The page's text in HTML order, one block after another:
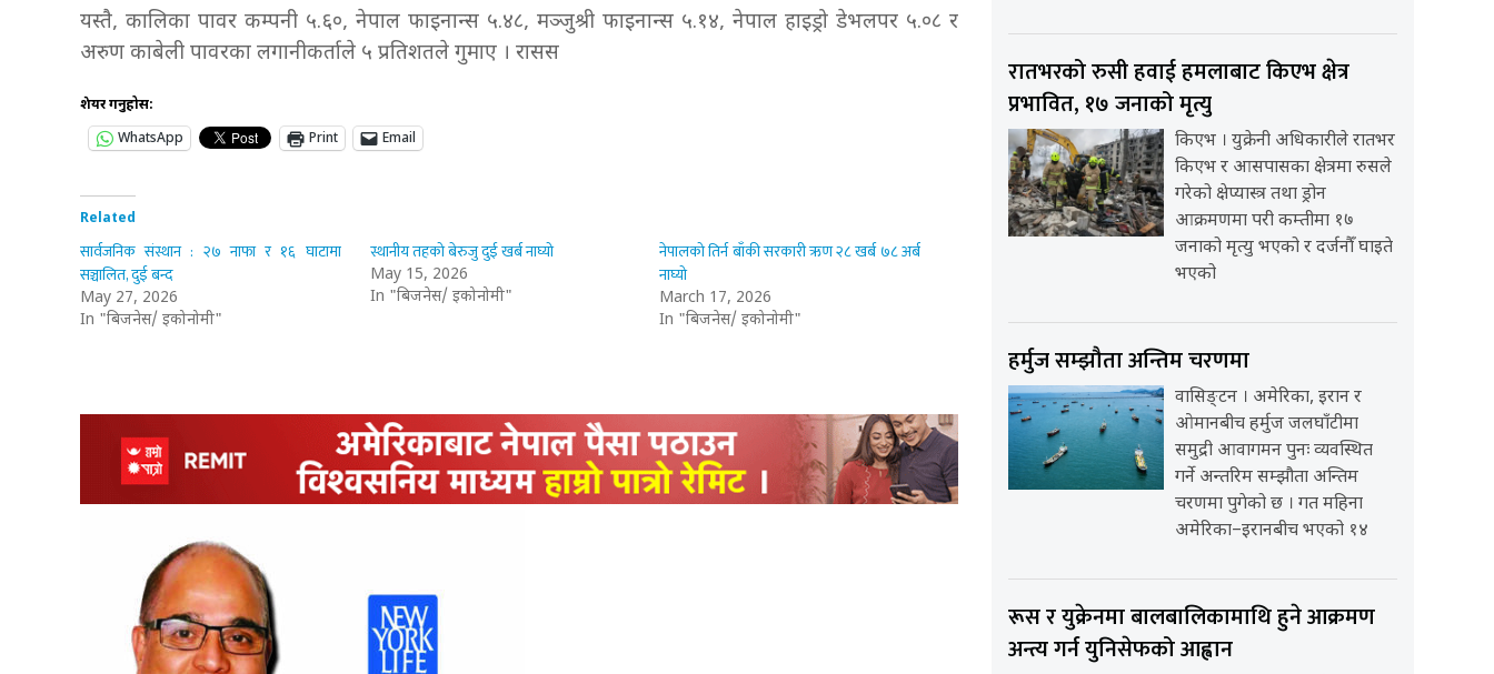
यस्तै, कालिका पावर कम्पनी ५.६०, नेपाल फाइनान्स ५.४८, मञ्जुश्री फाइनान्स ५.१४, नेपाल हाइड्रो डेभलपर ५.०८ र
अरुण काबेली पावरका लगानीकर्ताले ५ प्रतिशतले गुमाए । रासस
शेयर गर्नुहोस:
WhatsApp
Print Email
Related
सार्वजनिक संस्थान : २७ नाफा र १६ घाटामा
सञ्चालित, दुई बन्द
May 27, 2026
In "बिजनेस/ इकोनोमी"
स्थानीय तहको बेरुजु दुई खर्ब नाघ्यो
May 15, 2026
In "बिजनेस/ इकोनोमी"
नेपालको तिर्न बाँकी सरकारी ऋण २८ खर्ब ७८ अर्ब
नाघ्यो
March 17, 2026
In "बिजनेस/ इकोनोमी"
रातभरको रुसी हवाई हमलाबाट किएभ क्षेत्र
प्रभावित, १७ जनाको मृत्यु
किएभ । युक्रेनी अधिकारीले रातभर
किएभ र आसपासका क्षेत्रमा रुसले
गरेको क्षेप्यास्त्र तथा ड्रोन
आक्रमणमा परी कम्तीमा १७
जनाको मृत्यु भएको र दर्जनौँ घाइते
भएको
हर्मुज सम्झौता अन्तिम चरणमा
वासिङ्टन । अमेरिका, इरान र
ओमानबीच हर्मुज जलघाँटीमा
समुद्री आवागमन पुनः व्यवस्थित
गर्ने अन्तरिम सम्झौता अन्तिम
चरणमा पुगेको छ । गत महिना
अमेरिका–इरानबीच भएको १४
रूस र युक्रेनमा बालबालिकामाथि हुने आक्रमण
अन्त्य गर्न युनिसेफको आह्वान